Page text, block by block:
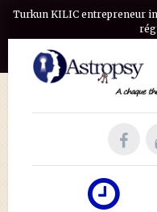
Turkun KILIC entrepreneur